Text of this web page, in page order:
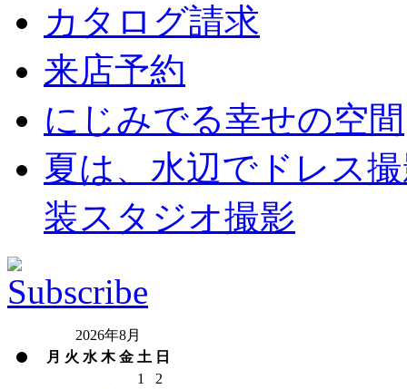
カタログ請求
来店予約
にじみでる幸せの空間
夏は、水辺でドレス
装スタジオ撮影
2026年8月
月 火 水 木 金 土 日
1
2